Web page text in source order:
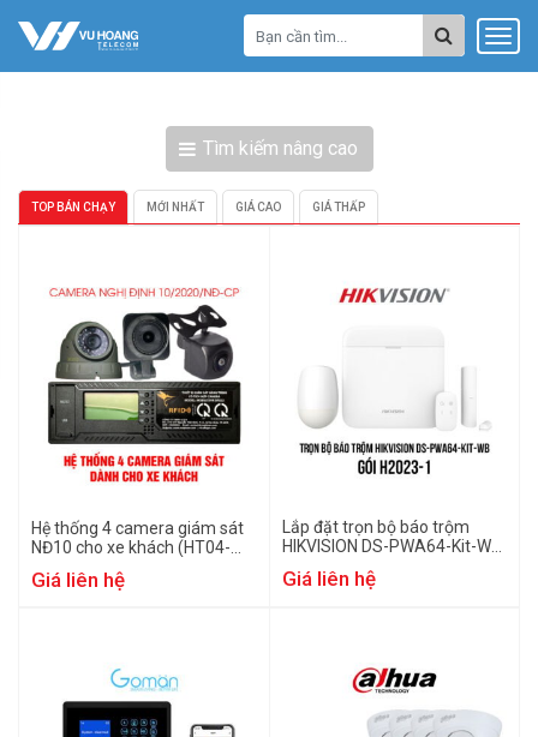
Tìm kiếm nâng cao
TOP BÁN CHẠY MỚI NHẤT GIÁ CAO GIÁ THẤP
Hệ thống 4 camera giám sát
NĐ10 cho xe khách (HT04-
Giá liên hệ
Lắp đặt trọn bộ báo trộm
HIKVISION DS-PWA64-Kit-WB
Giá liên hệ